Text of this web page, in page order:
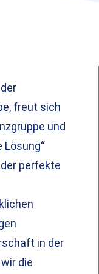
freut sich
und
Lösung“
perfekte
in der
die